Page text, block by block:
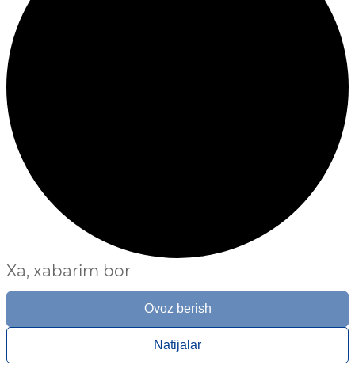
Xa, xabarim bor
Ovoz berish
Natijalar